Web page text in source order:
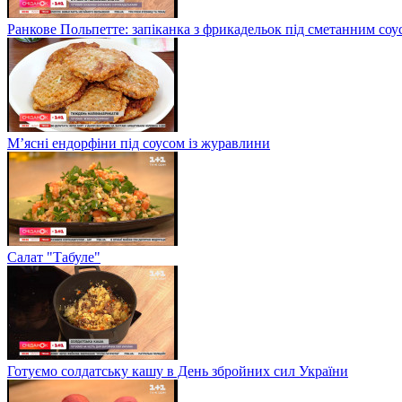
Ранкове Польпетте: запіканка з фрикадельок під сметанним
М’ясні ендорфіни під соусом із журавлини
Салат "Табуле"
Готуємо солдатську кашу в День збройних сил України